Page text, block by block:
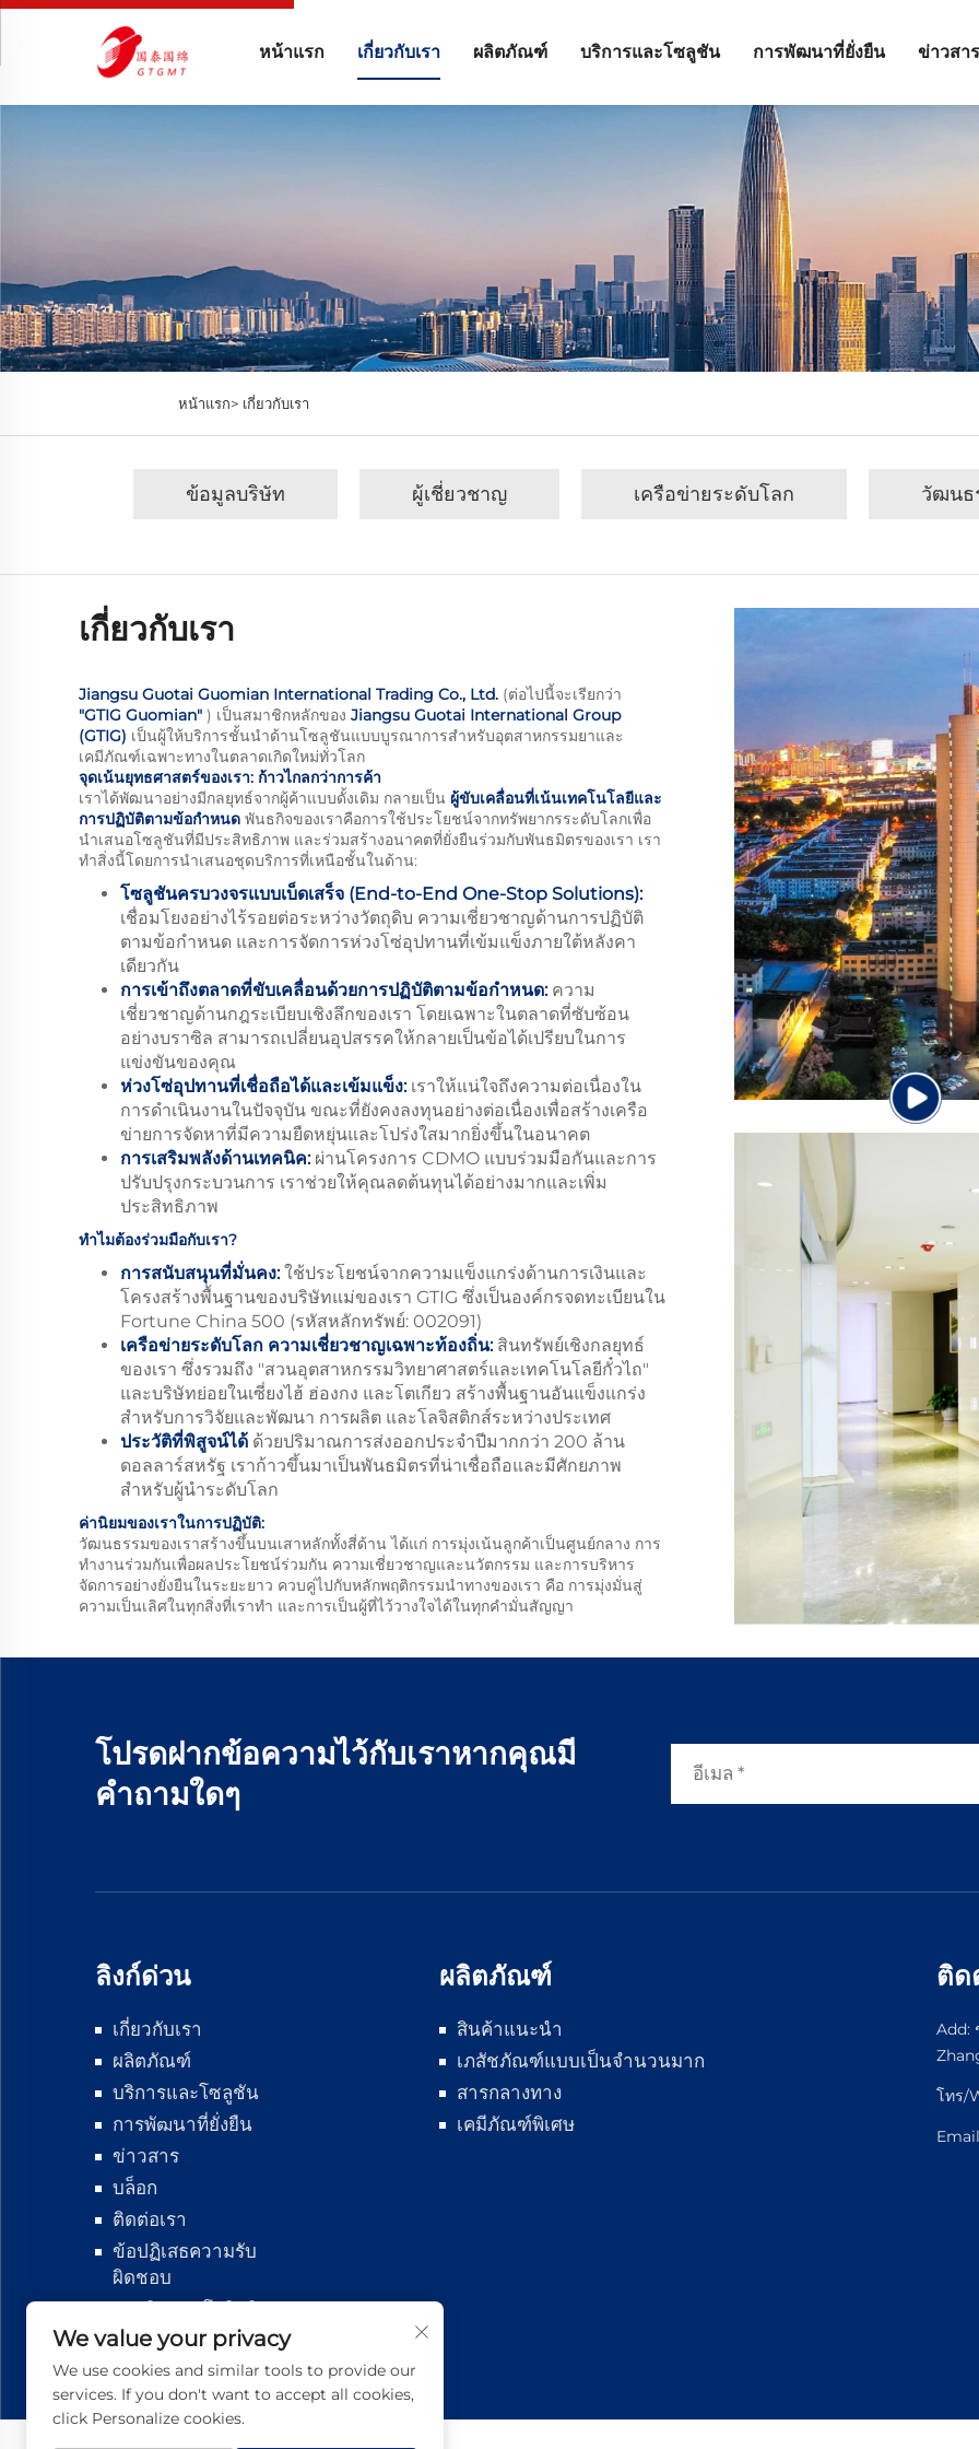
หน้าแรก เกี่ยวกับเรา ผลิตภัณฑ์ บริการและโซลูชัน การพัฒนาที่ยั่งยืน ข่าวสาร
หน้าแรก> เกี่ยวกับเรา
ข้อมูลบริษัท ผู้เชี่ยวชาญ เครือข่ายระดับโลก วัฒนธ
เกี่ยวกับเรา
Jiangsu Guotai Guomian International Trading Co., Ltd. (ต่อไปนี้จะเรียกว่า
"GTIG Guomian" ) เป็นสมาชิกหลักของ Jiangsu Guotai International Group
(GTIG) เป็นผู้ให้บริการชั้นนำด้านโซลูชันแบบบูรณาการสำหรับอุตสาหกรรมยาและ
เคมีภัณฑ์เฉพาะทางในตลาดเกิดใหม่ทั่วโลก
จุดเน้นยุทธศาสตร์ของเรา: ก้าวไกลกว่าการค้า
เราได้พัฒนาอย่างมีกลยุทธ์จากผู้ค้าแบบดั้งเดิม กลายเป็น ผู้ขับเคลื่อนที่เน้นเทคโนโลยีและ
การปฏิบัติตามข้อกำหนด พันธกิจของเราคือการใช้ประโยชน์จากทรัพยากรระดับโลกเพื่อ
นำเสนอโซลูชันที่มีประสิทธิภาพ และร่วมสร้างอนาคตที่ยั่งยืนร่วมกับพันธมิตรของเรา เรา
ทำสิ่งนี้โดยการนำเสนอชุดบริการที่เหนือชั้นในด้าน:
โซลูชันครบวงจรแบบเบ็ดเสร็จ (End-to-End One-Stop Solutions):
เชื่อมโยงอย่างไร้รอยต่อระหว่างวัตถุดิบ ความเชี่ยวชาญด้านการปฏิบัติ
ตามข้อกำหนด และการจัดการห่วงโซ่อุปทานที่เข้มแข็งภายใต้หลังคา
เดียวกัน
การเข้าถึงตลาดที่ขับเคลื่อนด้วยการปฏิบัติตามข้อกำหนด: ความ
เชี่ยวชาญด้านกฎระเบียบเชิงลึกของเรา โดยเฉพาะในตลาดที่ซับซ้อน
อย่างบราซิล สามารถเปลี่ยนอุปสรรคให้กลายเป็นข้อได้เปรียบในการ
แข่งขันของคุณ
ห่วงโซ่อุปทานที่เชื่อถือได้และเข้มแข็ง: เราให้แน่ใจถึงความต่อเนื่องใน
การดำเนินงานในปัจจุบัน ขณะที่ยังคงลงทุนอย่างต่อเนื่องเพื่อสร้างเครือ
ข่ายการจัดหาที่มีความยืดหยุ่นและโปร่งใสมากยิ่งขึ้นในอนาคต
การเสริมพลังด้านเทคนิค: ผ่านโครงการ CDMO แบบร่วมมือกันและการ
ปรับปรุงกระบวนการ เราช่วยให้คุณลดต้นทุนได้อย่างมากและเพิ่ม
ประสิทธิภาพ
ทำไมต้องร่วมมือกับเรา?
การสนับสนุนที่มั่นคง:ใช้ประโยชน์จากความแข็งแกร่งด้านการเงินและ
โครงสร้างพื้นฐานของบริษัทแม่ของเรา GTIG ซึ่งเป็นองค์กรจดทะเบียนใน
Fortune China 500 (รหัสหลักทรัพย์: 002091)
เครือข่ายระดับโลก ความเชี่ยวชาญเฉพาะท้องถิ่น: สินทรัพย์เชิงกลยุทธ์
ของเรา ซึ่งรวมถึง "สวนอุตสาหกรรมวิทยาศาสตร์และเทคโนโลยีกั๋วไถ"
และบริษัทย่อยในเซี่ยงไฮ้ ฮ่องกง และโตเกียว สร้างพื้นฐานอันแข็งแกร่ง
สำหรับการวิจัยและพัฒนา การผลิต และโลจิสติกส์ระหว่างประเทศ
ประวัติที่พิสูจน์ได้ ด้วยปริมาณการส่งออกประจำปีมากกว่า 200 ล้าน
ดอลลาร์สหรัฐ เราก้าวขึ้นมาเป็นพันธมิตรที่น่าเชื่อถือและมีศักยภาพ
สำหรับผู้นำระดับโลก
ค่านิยมของเราในการปฏิบัติ:
วัฒนธรรมของเราสร้างขึ้นบนเสาหลักทั้งสี่ด้าน ได้แก่ การมุ่งเน้นลูกค้าเป็นศูนย์กลาง การ
ทำงานร่วมกันเพื่อผลประโยชน์ร่วมกัน ความเชี่ยวชาญและนวัตกรรม และการบริหาร
จัดการอย่างยั่งยืนในระยะยาว ควบคู่ไปกับหลักพฤติกรรมนำทางของเรา คือ การมุ่งมั่นสู่
ความเป็นเลิศในทุกสิ่งที่เราทำ และการเป็นผู้ที่ไว้วางใจได้ในทุกคำมั่นสัญญา
โปรดฝากข้อความไว้กับเราหากคุณมี
คำถามใดๆ
ลิงก์ด่วน
เกี่ยวกับเรา
ผลิตภัณฑ์
บริการและโซลูชัน
การพัฒนาที่ยั่งยืน
ข่าวสาร
บล็อก
ติดต่อเรา
ข้อปฏิเสธความรับ
ผิดชอบ
การติดตามโลจิสติ
กส์
ผลิตภัณฑ์
สินค้าแนะนำ
เภสัชภัณฑ์แบบเป็นจำนวนมาก
สารกลางทาง
เคมีภัณฑ์พิเศษ
ติด
Add:
โทร/
We value your privacy
We use cookies and similar tools to provide our
services. If you don't want to accept all cookies,
click Personalize cookies.